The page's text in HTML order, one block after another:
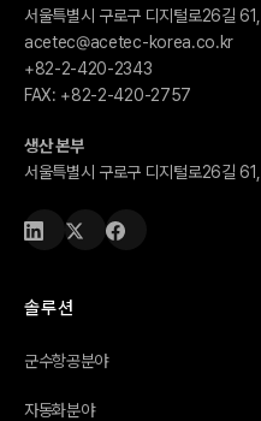
서울특별시 구로구 디지털로26길
acetec@acetec-korea.co.kr
+82-2-420-2343
FAX: +82-2-420-2757
생산 본부
서울특별시 구로구 디지털로26길
솔루션
군수항공분야
자동화분야